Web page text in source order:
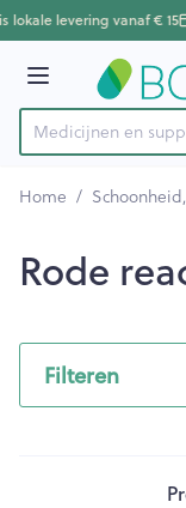
Ga naar de inhoud
1 van 1
lokale levering vanaf € 15
Menu
Product, merk,
Medicijnen en
Home /
Rode
Filteren